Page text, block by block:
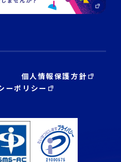
個人情報保護方針
ーポリシー